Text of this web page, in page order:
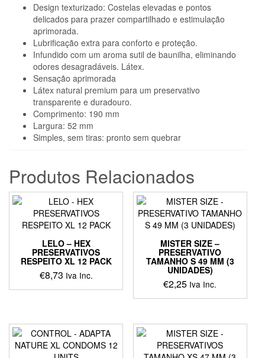
Design texturizado: Costelas elevadas e pontos
delicados para prazer compartilhado e estimulação
aprimorada.
Lubrificação extra para conforto e proteção.
Infundido com um aroma sutil de baunilha, eliminando
odores desagradáveis. Látex.
Sensação aprimorada
Látex natural premium para um preservativo
transparente e duradouro.
Comprimento: 190 mm
Largura: 52 mm
Simples, sem tiras: pronto sem quebrar
Produtos Relacionados
LELO – HEX
PRESERVATIVOS
RESPEITO XL 12 PACK
€8,73 Iva Inc.
MISTER SIZE –
PRESERVATIVO
TAMANHO S 49 MM (3
UNIDADES)
€2,25 Iva Inc.